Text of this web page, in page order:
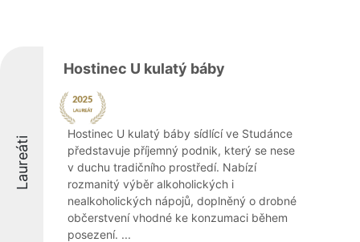
Laureáti
Hostinec U kulatý báby
Hostinec U kulatý báby sídlící ve Studánce
představuje příjemný podnik, který se nese
v duchu tradičního prostředí. Nabízí
rozmanitý výběr alkoholických i
nealkoholických nápojů, doplněný o drobné
občerstvení vhodné ke konzumaci během
posezení. ...